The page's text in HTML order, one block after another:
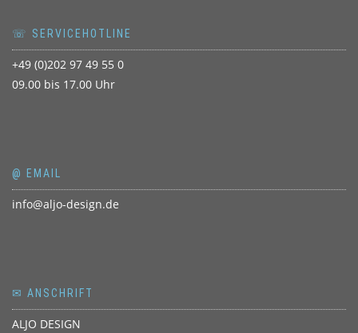
☏ SERVICEHOTLINE
+49 (0)202 97 49 55 0
09.00 bis 17.00 Uhr
@ EMAIL
info@aljo-design.de
✉ ANSCHRIFT
ALJO DESIGN